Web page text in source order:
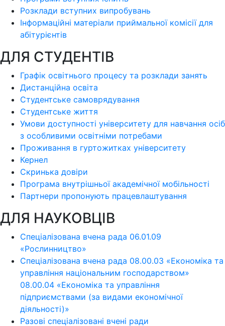
Розклади вступних випробувань
Інформаційні матеріали приймальної комісії для
абітурієнтів
ДЛЯ СТУДЕНТІВ
Графік освітнього процесу та розклади занять
Дистанційна освіта
Студентське самоврядування
Студентське життя
Умови доступності університету для навчання осіб
з особливими освітніми потребами
Проживання в гуртожитках університету
Кернел
Скринька довіри
Програма внутрішньої академічної мобільності
Партнери пропонують працевлаштування
ДЛЯ НАУКОВЦІВ
Спеціалізована вчена рада 06.01.09
«Рослинництво»
Спеціалізована вчена рада 08.00.03 «Економіка та
управління національним господарством»
08.00.04 «Економіка та управління
підприємствами (за видами економічної
діяльності)»
Разові спеціалізовані вчені ради